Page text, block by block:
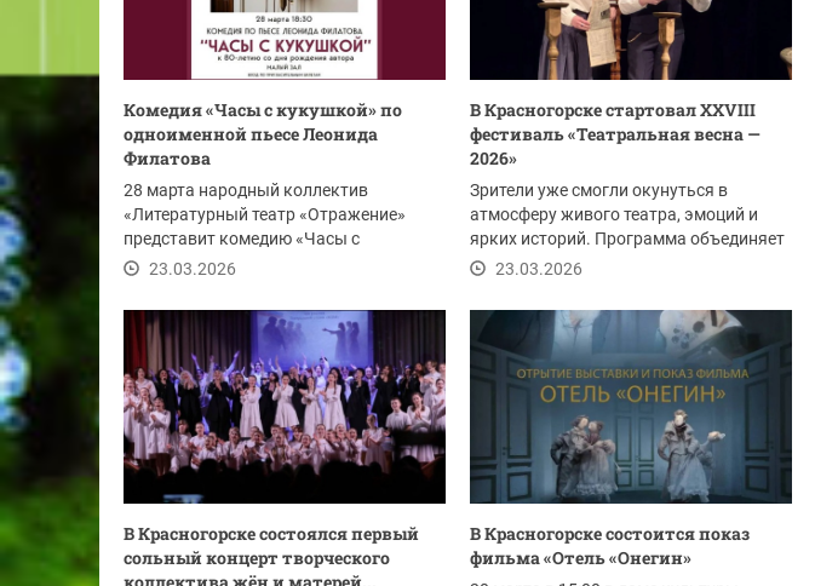
Комедия «Часы с кукушкой» по
одноименной пьесе Леонида
Филатова
28 марта народный коллектив
«Литературный театр «Отражение»
представит комедию «Часы с
кукушкой» по одноименной пьесе...
23.03.2026
В Красногорске стартовал XXVIII
фестиваль «Театральная весна —
2026»
Зрители уже смогли окунуться в
атмосферу живого театра, эмоций и
ярких историй. Программа объединяет
классику и...
23.03.2026
В Красногорске состоялся первый
сольный концерт творческого
В Красногорске состоится показ
фильма «Отель «Онегин»